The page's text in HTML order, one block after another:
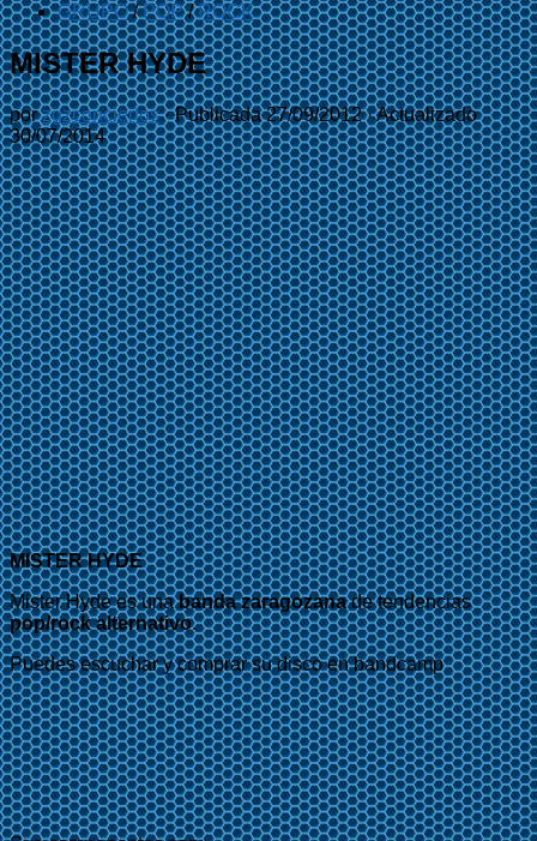
GRUPO / POP / ROCK
MISTER HYDE
porzgzconciertos · Publicada27/09/2012· Actualizado
30/07/2014
MISTER HYDE
Mister Hyde es unabanda zaragozanade tendencias
pop/rock alternativo.
Puedes escuchar y comprar su disco en bandcamp